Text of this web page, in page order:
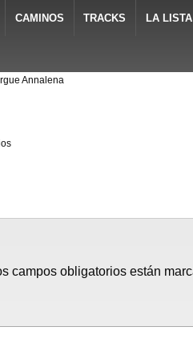
CAMINOS TRACKS LA LISTA
Annalena
campos obligatorios están